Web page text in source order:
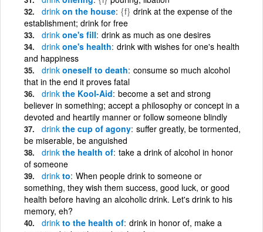
drink on the house {f} drink at the expense of the
establishment; drink for free
drink one's fill drink as much as one desires
drink one's health drink with wishes for one's health
and happiness
drink oneself to death consume so much alcohol
that in the end it proves fatal
drink the Kool-Aid become a set and strong
believer in something; accept a philosophy or concept in a
devoted and heartily manner or follow someone blindly
drink the cup of agony suffer greatly, be tormented,
be miserable, be anguished
drink the health of take a drink of alcohol in honor
of someone
drink to When people drink to someone or
something, they wish them success, good luck, or good
health before having an alcoholic drink. Let's drink to his
memory, eh?
drink to the health of drink in honor of, make a